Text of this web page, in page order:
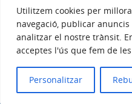
Utilitzem cookies per
navegació, publicar
analitzar el nostre trànsit.
acceptes l'ús que fem de
Personalitzar
Avís legal Política de
© 2026